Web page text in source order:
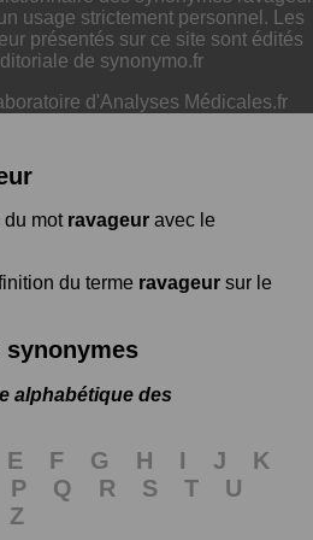
usage strictement personnel. Les
présentés sur ce site sont édités
de synonymo.fr
d'Analyses Médicales.fr
du mot ravageur avec le
du terme ravageur sur le
alphabétique des
E F G H I J
K
P Q R S T
U
Z